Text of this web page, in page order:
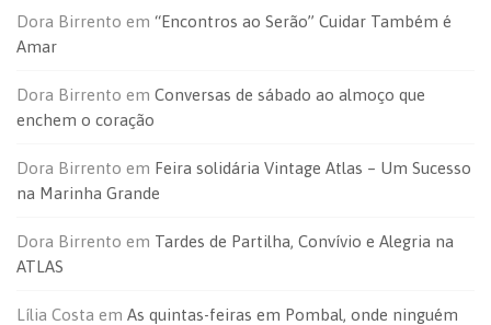
Dora Birrento em “Encontros ao Serão” Cuidar Também é
Amar
Dora Birrento em Conversas de sábado ao almoço que
enchem o coração
Dora Birrento em Feira solidária Vintage Atlas – Um Sucesso
na Marinha Grande
Dora Birrento em Tardes de Partilha, Convívio e Alegria na
ATLAS
Lília Costa em As quintas-feiras em Pombal, onde ninguém